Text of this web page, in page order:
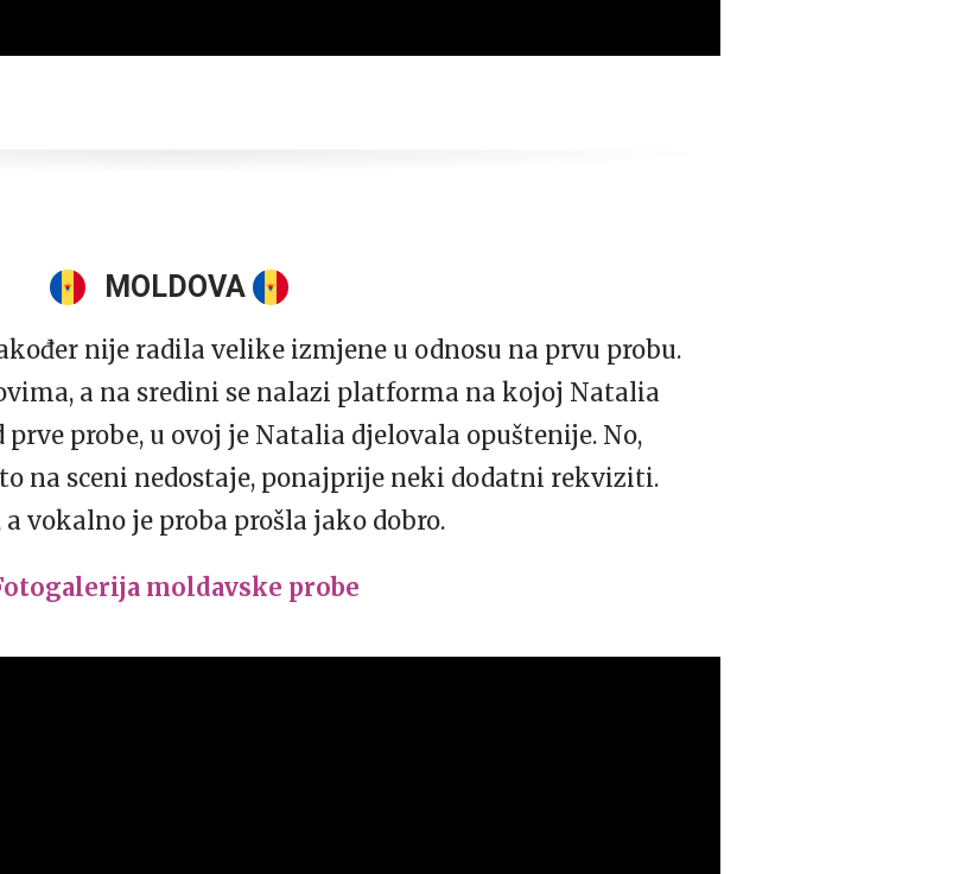
MOLDOVA
nije radila velike izmjene u odnosu na prvu probu.
a na sredini se nalazi platforma na kojoj Natalia
prve probe, u ovoj je Natalia djelovala opuštenije. No,
na sceni nedostaje, ponajprije neki dodatni rekviziti.
a vokalno je proba prošla jako dobro.
moldavske probe